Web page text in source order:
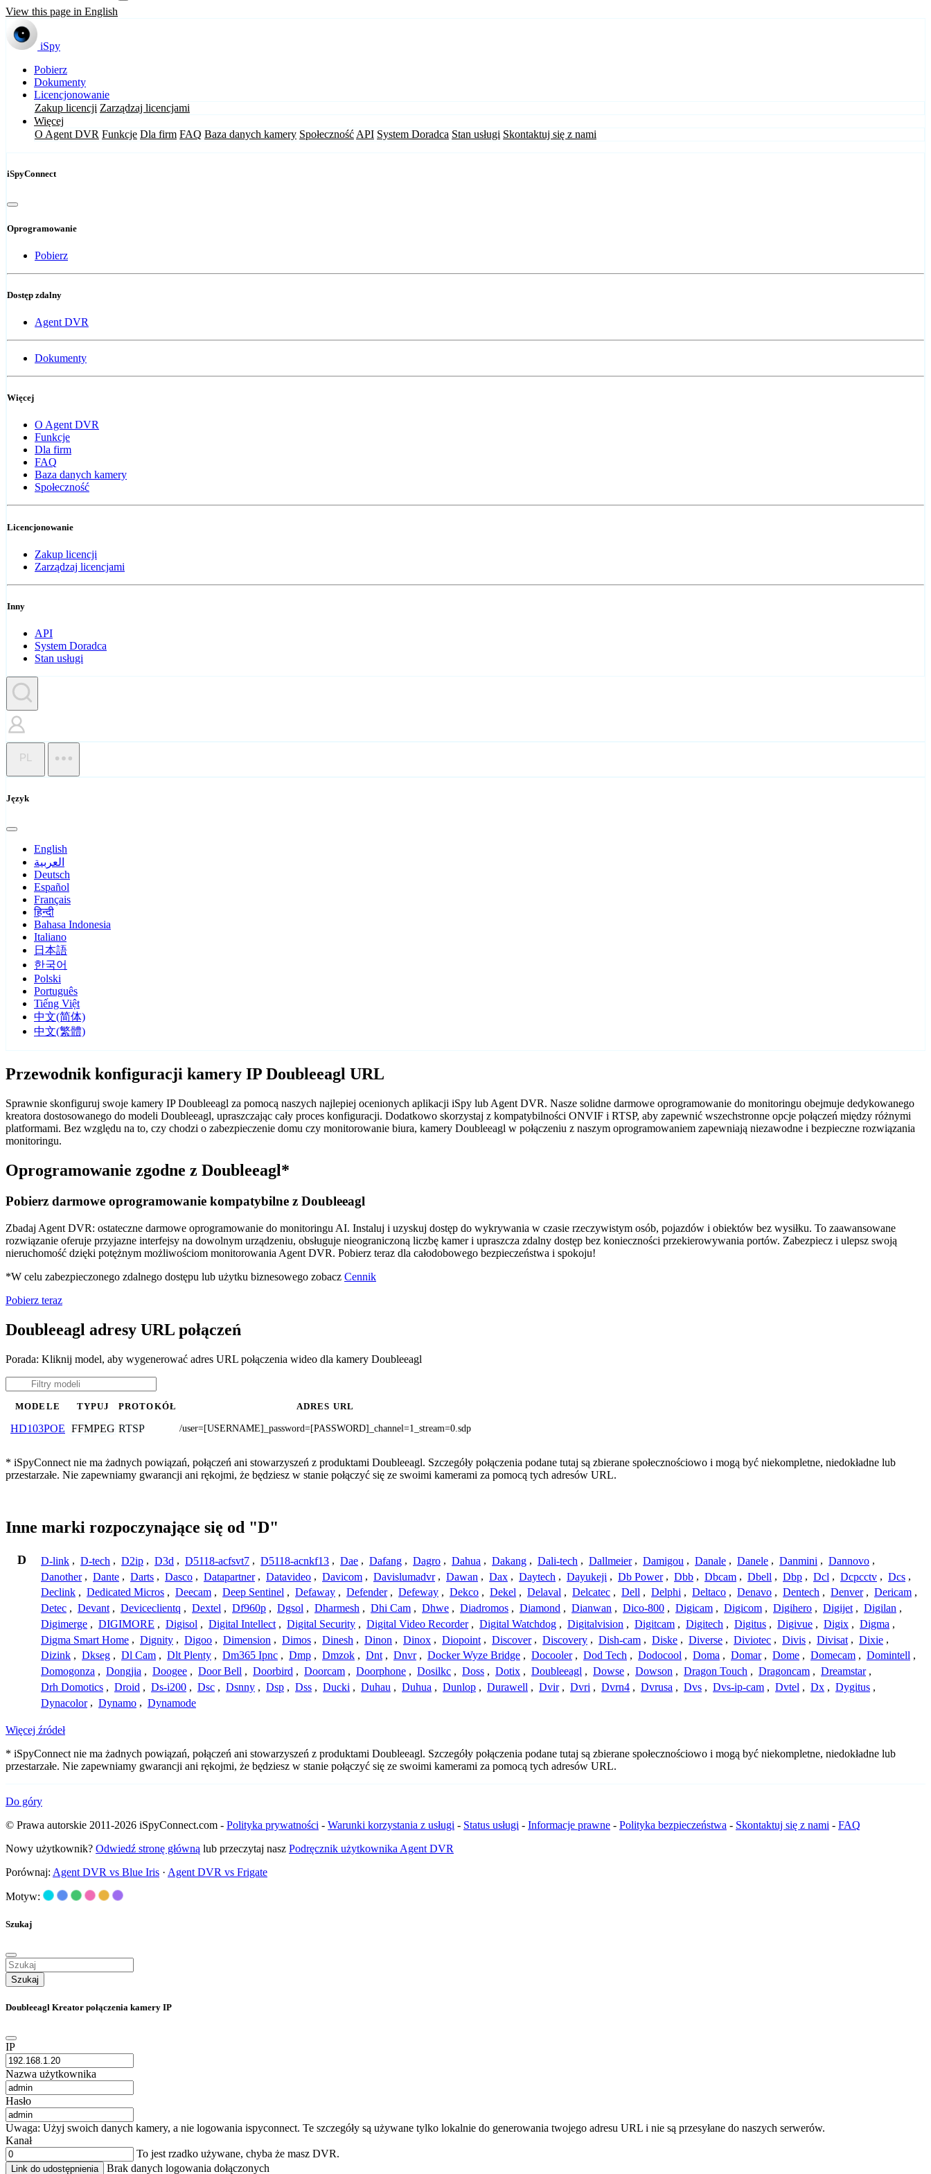
View this page in English
iSpy
Pobierz
Dokumenty
Licencjonowanie
Zakup licencji Zarządzaj licencjami
Więcej
O Agent DVR Funkcje Dla firm FAQ Baza danych kamery Społeczność API System Doradca Stan usługi Skontaktuj się z nami
iSpyConnect
Oprogramowanie
Pobierz
Dostęp zdalny
Agent DVR
Dokumenty
Więcej
O Agent DVR
Funkcje
Dla firm
FAQ
Baza danych kamery
Społeczność
Licencjonowanie
Zakup licencji
Zarządzaj licencjami
Inny
API
System Doradca
Stan usługi
PL
Język
English
العربية
Deutsch
Español
Français
हिन्दी
Bahasa Indonesia
Italiano
日本語
한국어
Polski
Português
Tiếng Việt
中文(简体)
中文(繁體)
Przewodnik konfiguracji kamery IP Doubleeagl URL
Sprawnie skonfiguruj swoje kamery IP Doubleeagl za pomocą naszych najlepiej ocenionych aplikacji iSpy lub Agent DVR. Nasze solidne darmowe oprogramowanie do monitoringu obejmuje dedykowanego
kreatora dostosowanego do modeli Doubleeagl, upraszczając cały proces konfiguracji. Dodatkowo skorzystaj z kompatybilności ONVIF i RTSP, aby zapewnić wszechstronne opcje połączeń między różnymi
platformami. Bez względu na to, czy chodzi o zabezpieczenie domu czy monitorowanie biura, kamery Doubleeagl w połączeniu z naszym oprogramowaniem zapewniają niezawodne i bezpieczne rozwiązania
monitoringu.
Oprogramowanie zgodne z Doubleeagl*
Pobierz darmowe oprogramowanie kompatybilne z Doubleeagl
Zbadaj Agent DVR: ostateczne darmowe oprogramowanie do monitoringu AI. Instaluj i uzyskuj dostęp do wykrywania w czasie rzeczywistym osób, pojazdów i obiektów bez wysiłku. To zaawansowane
rozwiązanie oferuje przyjazne interfejsy na dowolnym urządzeniu, obsługuje nieograniczoną liczbę kamer i upraszcza zdalny dostęp bez konieczności przekierowywania portów. Zabezpiecz i ulepsz swoją
nieruchomość dzięki potężnym możliwościom monitorowania Agent DVR. Pobierz teraz dla całodobowego bezpieczeństwa i spokoju!
*W celu zabezpieczonego zdalnego dostępu lub użytku biznesowego zobacz Cennik
Pobierz teraz
Doubleeagl adresy URL połączeń
Porada: Kliknij model, aby wygenerować adres URL połączenia wideo dla kamery Doubleeagl
MODELE TYPUJ PROTOKÓŁ ADRES URL
HD103POE FFMPEG RTSP /user=[USERNAME]_password=[PASSWORD]_channel=1_stream=0.sdp
* iSpyConnect nie ma żadnych powiązań, połączeń ani stowarzyszeń z produktami Doubleeagl. Szczegóły połączenia podane tutaj są zbierane społecznościowo i mogą być niekompletne, niedokładne lub
przestarzałe. Nie zapewniamy gwarancji ani rękojmi, że będziesz w stanie połączyć się ze swoimi kamerami za pomocą tych adresów URL.
Inne marki rozpoczynające się od "D"
D D-link , D-tech , D2ip , D3d , D5118-acfsvt7 , D5118-acnkf13 , Dae , Dafang , Dagro , Dahua , Dakang , Dali-tech , Dallmeier , Damigou , Danale , Danele , Danmini , Dannovo ,
Danother , Dante , Darts , Dasco , Datapartner , Datavideo , Davicom , Davislumadvr , Dawan , Dax , Daytech , Dayukeji , Db Power , Dbb , Dbcam , Dbell , Dbp , Dcl , Dcpcctv , Dcs ,
Declink , Dedicated Micros , Deecam , Deep Sentinel , Defaway , Defender , Defeway , Dekco , Dekel , Delaval , Delcatec , Dell , Delphi , Deltaco , Denavo , Dentech , Denver , Dericam ,
Detec , Devant , Deviceclientq , Dextel , Df960p , Dgsol , Dharmesh , Dhi Cam , Dhwe , Diadromos , Diamond , Dianwan , Dico-800 , Digicam , Digicom , Digihero , Digijet , Digilan ,
Digimerge , DIGIMORE , Digisol , Digital Intellect , Digital Security , Digital Video Recorder , Digital Watchdog , Digitalvision , Digitcam , Digitech , Digitus , Digivue , Digix , Digma ,
Digma Smart Home , Dignity , Digoo , Dimension , Dimos , Dinesh , Dinon , Dinox , Diopoint , Discover , Discovery , Dish-cam , Diske , Diverse , Diviotec , Divis , Divisat , Dixie ,
Dizink , Dkseg , Dl Cam , Dlt Plenty , Dm365 Ipnc , Dmp , Dmzok , Dnt , Dnvr , Docker Wyze Bridge , Docooler , Dod Tech , Dodocool , Doma , Domar , Dome , Domecam , Domintell ,
Domogonza , Dongjia , Doogee , Door Bell , Doorbird , Doorcam , Doorphone , Dosilkc , Doss , Dotix , Doubleeagl , Dowse , Dowson , Dragon Touch , Dragoncam , Dreamstar ,
Drh Domotics , Droid , Ds-i200 , Dsc , Dsnny , Dsp , Dss , Ducki , Duhau , Duhua , Dunlop , Durawell , Dvir , Dvri , Dvrn4 , Dvrusa , Dvs , Dvs-ip-cam , Dvtel , Dx , Dygitus ,
Dynacolor , Dynamo , Dynamode
Więcej źródeł
* iSpyConnect nie ma żadnych powiązań, połączeń ani stowarzyszeń z produktami Doubleeagl. Szczegóły połączenia podane tutaj są zbierane społecznościowo i mogą być niekompletne, niedokładne lub
przestarzałe. Nie zapewniamy gwarancji ani rękojmi, że będziesz w stanie połączyć się ze swoimi kamerami za pomocą tych adresów URL.
Do góry
© Prawa autorskie 2011-2026 iSpyConnect.com - Polityka prywatności - Warunki korzystania z usługi - Status usługi - Informacje prawne - Polityka bezpieczeństwa - Skontaktuj się z nami - FAQ
Nowy użytkownik? Odwiedź stronę główną lub przeczytaj nasz Podręcznik użytkownika Agent DVR
Porównaj: Agent DVR vs Blue Iris · Agent DVR vs Frigate
Motyw:
Szukaj
Szukaj
Doubleeagl Kreator połączenia kamery IP
IP
Nazwa użytkownika
Hasło
Uwaga: Użyj swoich danych kamery, a nie logowania ispyconnect. Te szczegóły są używane tylko lokalnie do generowania twojego adresu URL i nie są przesyłane do naszych serwerów.
Kanał
To jest rzadko używane, chyba że masz DVR.
Link do udostępnienia Brak danych logowania dołączonych